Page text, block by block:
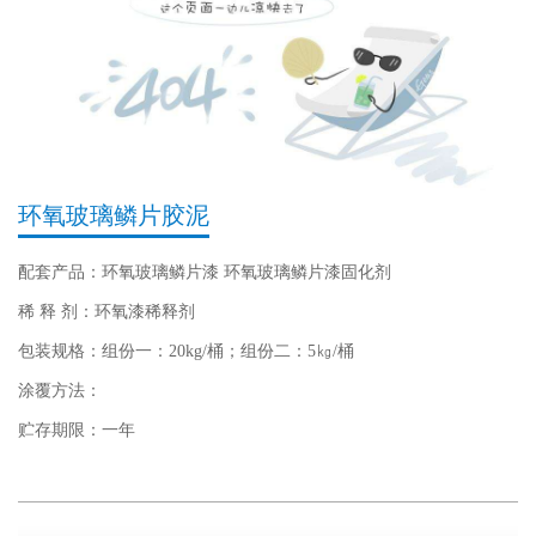
环氧玻璃鳞片胶泥
配套产品：环氧玻璃鳞片漆 环氧玻璃鳞片漆固化剂
稀 释 剂：环氧漆稀释剂
包装规格：组份一：20kg/桶；组份二：5㎏/桶
涂覆方法：
贮存期限：一年